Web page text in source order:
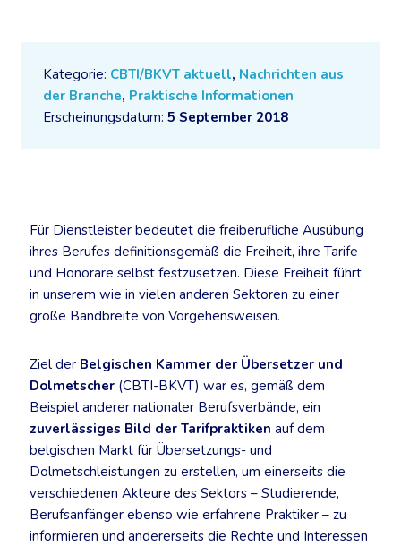
Kategorie: CBTI/BKVT aktuell, Nachrichten aus
der Branche, Praktische Informationen
Erscheinungsdatum: 5 September 2018
Für Dienstleister bedeutet die freiberufliche Ausübung
ihres Berufes definitionsgemäß die Freiheit, ihre Tarife
und Honorare selbst festzusetzen. Diese Freiheit führt
in unserem wie in vielen anderen Sektoren zu einer
große Bandbreite von Vorgehensweisen.
Ziel der Belgischen Kammer der Übersetzer und
Dolmetscher (CBTI-BKVT) war es, gemäß dem
Beispiel anderer nationaler Berufsverbände, ein
zuverlässiges Bild der Tarifpraktiken auf dem
belgischen Markt für Übersetzungs- und
Dolmetschleistungen zu erstellen, um einerseits die
verschiedenen Akteure des Sektors – Studierende,
Berufsanfänger ebenso wie erfahrene Praktiker – zu
informieren und andererseits die Rechte und Interessen